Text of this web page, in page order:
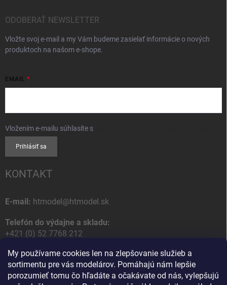
My používame cookies len na zlepšovanie služieb a
sortimentu pre vás modelárov. Pomáhajú nám lepšie
porozumieť tomu čo hľadáte a očakávate od nás, vylepšujú
ODOBERAŤ NEWSLETTER
Vložte svoj e-mail a my Vám budeme zasielať informácie o nových
produktoch na našom e-shope.
EMAIL
Vložením e-mailu súhlasíte s
Prihlásiť sa
KONTAKT
E-mail: htmodel@htmodel.sk
Telefón do výdajne a skladu:
+421 (0) 52 7768 212
Poštová / Odberná adresa:
HT model
Na letisko 49